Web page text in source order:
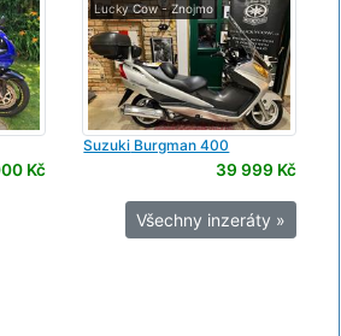
Kč
Lucky Cow - Znojmo
Suzuki Burgman 400
39 999 Kč
Všechny inzeráty »